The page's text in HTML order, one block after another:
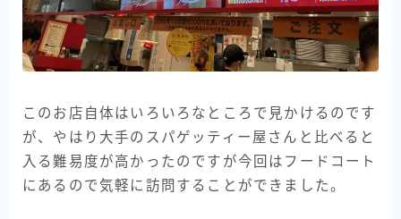
このお店自体はいろいろなところで見かけるのです
が、やはり大手のスパゲッティー屋さんと比べると
入る難易度が高かったのですが今回はフードコート
にあるので気軽に訪問することができました。